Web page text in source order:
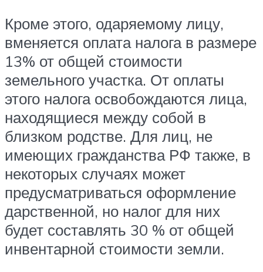
Кроме этого, одаряемому лицу,
вменяется оплата налога в размере
13% от общей стоимости
земельного участка. От оплаты
этого налога освобождаются лица,
находящиеся между собой в
близком родстве. Для лиц, не
имеющих гражданства РФ также, в
некоторых случаях может
предусматриваться оформление
дарственной, но налог для них
будет составлять 30 % от общей
инвентарной стоимости земли.